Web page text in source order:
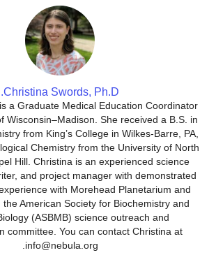
Christina Swords, Ph.D.
a Graduate Medical Education Coordinator
Wisconsin–Madison. She received a B.S. in
from King’s College in Wilkes-Barre, PA,
Chemistry from the University of North
Hill. Christina is an experienced science
and project manager with demonstrated
with Morehead Planetarium and
the American Society for Biochemistry and
(ASBMB) science outreach and
committee. You can contact Christina at
info@nebula.org.